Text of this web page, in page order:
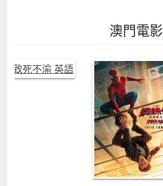
澳門電影